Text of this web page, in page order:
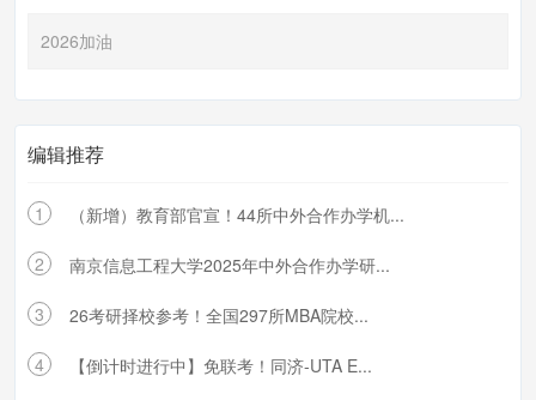
2026加油
编辑推荐
1 （新增）教育部官宣！44所中外合作办学机...
2 南京信息工程大学2025年中外合作办学研...
3 26考研择校参考！全国297所MBA院校...
4 【倒计时进行中】免联考！同济-UTA E...